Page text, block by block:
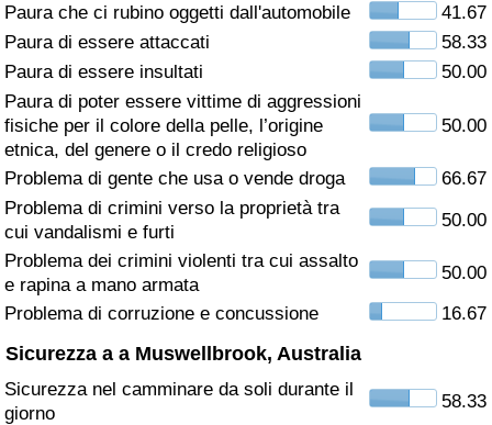
Paura che ci rubino oggetti dall'automobile
41.67
Paura di essere attaccati
58.33
Paura di essere insultati
50.00
Paura di poter essere vittime di aggressioni
fisiche per il colore della pelle, l’origine
etnica, del genere o il credo religioso
50.00
Problema di gente che usa o vende droga
66.67
Problema di crimini verso la proprietà tra
cui vandalismi e furti
50.00
Problema dei crimini violenti tra cui assalto
e rapina a mano armata
50.00
Problema di corruzione e concussione
16.67
Sicurezza a a Muswellbrook, Australia
Sicurezza nel camminare da soli durante il
giorno
58.33
Indice dell’Assistenza Sanitaria (Corrente)
Indice dell’Assistenza Sanitaria
Indice dell’Assistenza Sanitaria per
Nazione
Inquinamento
Indice dell’Inquinamento (Corrente)
Indice dell’Inquinamento per Nazione